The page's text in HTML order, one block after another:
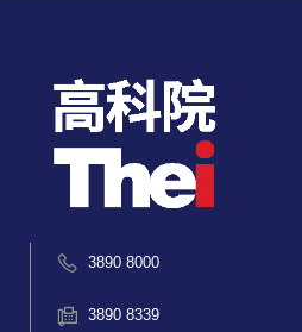
3890 8000
3890 8339